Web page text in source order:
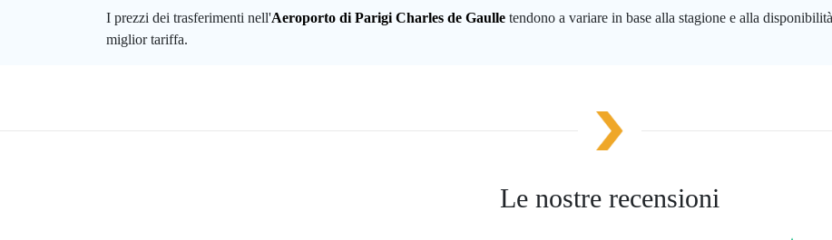
I prezzi dei trasferimenti nell'Aeroporto di Parigi Charles de Gaulle tendono a variare in base alla stagione e alla
miglior tariffa.
Le nostre recensioni